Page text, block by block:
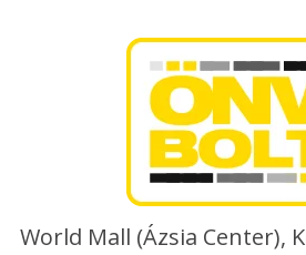
World Mall (Ázsia Center),